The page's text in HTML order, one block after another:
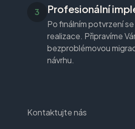
Profesionální
Po finálním potvrzení
realizace. Připravíme
bezproblémovou
návrhu.
Kontaktujte nás